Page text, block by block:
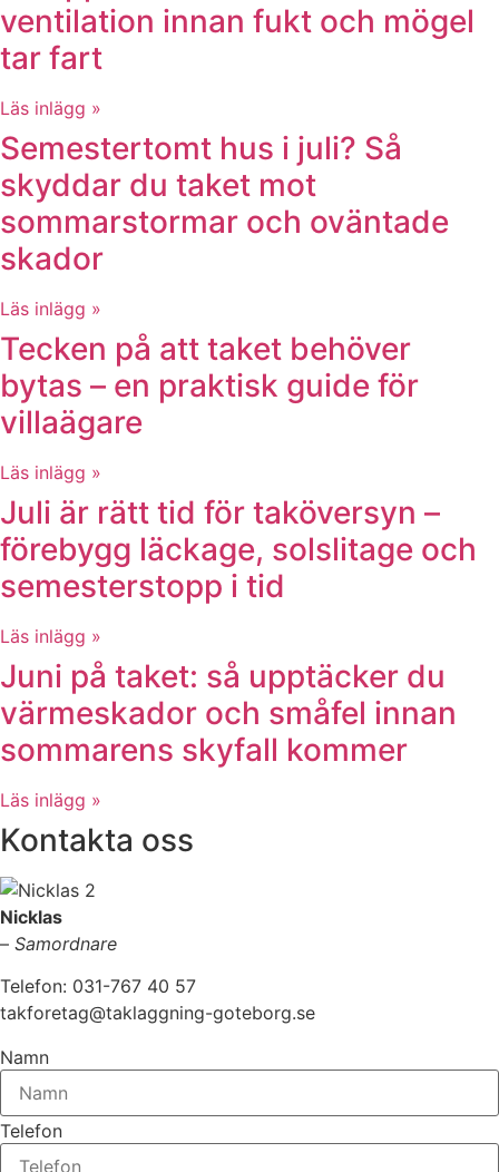
ventilation innan fukt och mögel
tar fart
Läs inlägg »
Semestertomt hus i juli? Så
skyddar du taket mot
sommarstormar och oväntade
skador
Läs inlägg »
Tecken på att taket behöver
bytas – en praktisk guide för
villaägare
Läs inlägg »
Juli är rätt tid för taköversyn –
förebygg läckage, solslitage och
semesterstopp i tid
Läs inlägg »
Juni på taket: så upptäcker du
värmeskador och småfel innan
sommarens skyfall kommer
Läs inlägg »
Kontakta oss
Nicklas
– Samordnare
Telefon: 031-767 40 57
takforetag@taklaggning-goteborg.se
Namn
Telefon